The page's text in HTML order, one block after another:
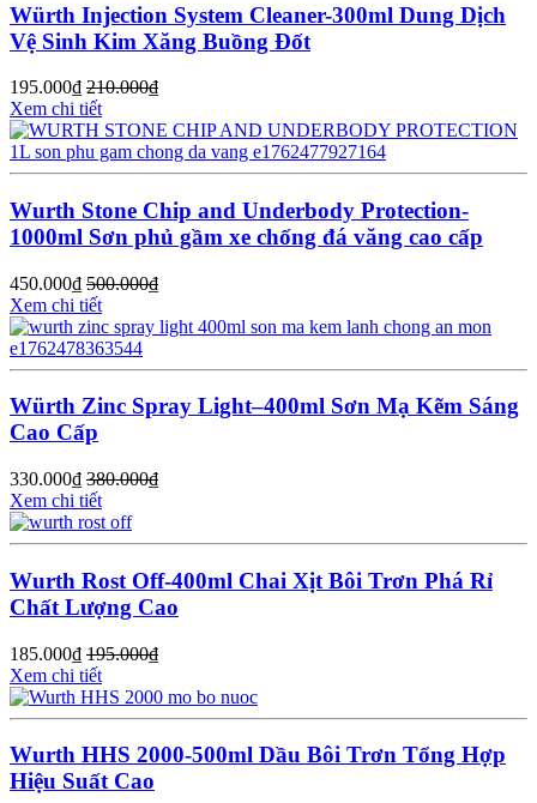
Würth Injection System Cleaner-300ml Dung Dịch
Vệ Sinh Kim Xăng Buồng Đốt
195.000₫ 210.000₫
Xem chi tiết
Wurth Stone Chip and Underbody Protection-
1000ml Sơn phủ gầm xe chống đá văng cao cấp
450.000₫ 500.000₫
Xem chi tiết
Würth Zinc Spray Light–400ml Sơn Mạ Kẽm Sáng
Cao Cấp
330.000₫ 380.000₫
Xem chi tiết
Wurth Rost Off-400ml Chai Xịt Bôi Trơn Phá Rỉ
Chất Lượng Cao
185.000₫ 195.000₫
Xem chi tiết
Wurth HHS 2000-500ml Dầu Bôi Trơn Tổng Hợp
Hiệu Suất Cao